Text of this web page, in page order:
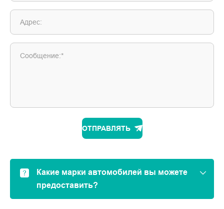
Адрес:
Сообщение:*
ОТПРАВЛЯТЬ
Какие марки автомобилей вы можете
предоставить?